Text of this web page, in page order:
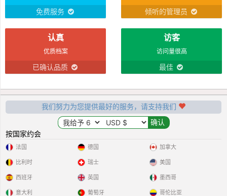
免费服务 倾听的管理员
认真
优质档案
已确认品质
访客
访问量很高
最佳
我们努力为您提供最好的服务，请支持我们
按国家约会
法国
比利时
西班牙
意大利
德国
瑞士
英国
葡萄牙
加拿大
美国
墨西哥
哥伦比亚